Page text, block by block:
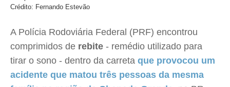
Crédito: Fernando Estevão
A Polícia Rodoviária Federal (PRF) encontrou
comprimidos de rebite - remédio utilizado para
tirar o sono - dentro da carreta que provocou um
acidente que matou três pessoas da mesma